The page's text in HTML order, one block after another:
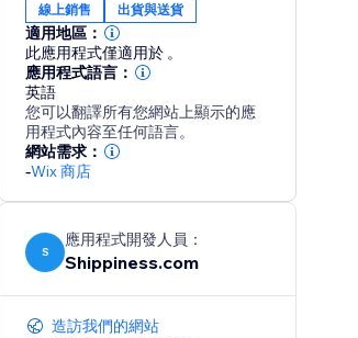
線上銷售 出貨與送貨
適用地區：
此應用程式僅適用於 。
應用程式語言：
英語
您可以翻譯所有您網站上顯示的應
用程式內容至任何語言。
網站需求：
-Wix 商店
S
應用程式開發人員：
Shippiness.com
造訪我們的網站